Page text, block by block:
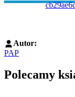
Autor:
PAP
Polecamy